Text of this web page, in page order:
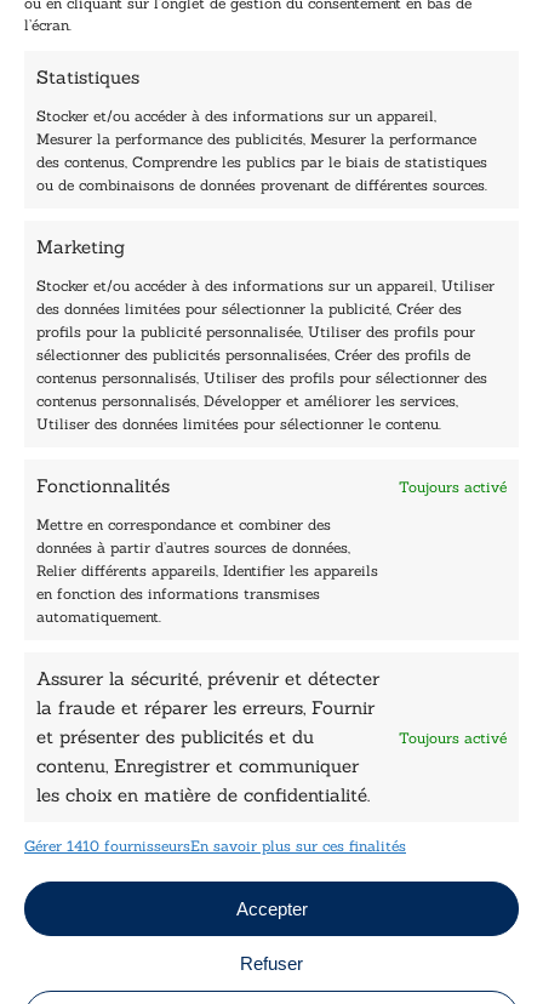
l’écran.
Statistiques
Stocker et/ou accéder à des informations sur un appareil,
Mesurer la performance des publicités, Mesurer la performance
des contenus, Comprendre les publics par le biais de statistiques
ou de combinaisons de données provenant de différentes sources.
Marketing
Stocker et/ou accéder à des informations sur un appareil, Utiliser
des données limitées pour sélectionner la publicité, Créer des
profils pour la publicité personnalisée, Utiliser des profils pour
sélectionner des publicités personnalisées, Créer des profils de
contenus personnalisés, Utiliser des profils pour sélectionner des
contenus personnalisés, Développer et améliorer les services,
Utiliser des données limitées pour sélectionner le contenu.
Fonctionnalités Toujours activé
Mettre en correspondance et combiner des
données à partir d’autres sources de données,
Relier différents appareils, Identifier les appareils
en fonction des informations transmises
automatiquement.
Assurer la sécurité, prévenir et détecter
la fraude et réparer les erreurs, Fournir
et présenter des publicités et du
contenu, Enregistrer et communiquer
les choix en matière de confidentialité.
Toujours activé
Gérer 1410 fournisseursEn savoir plus sur ces finalités
Accepter
Refuser
E
i
l
E
-
*
40, rue du Louvre 75001 Paris
Horaires du standard
De mardi à vendredi :
9h - 12h et 13h30 - 16h30
Lundi, samedi et dimanche : fermé
Navigation
Accueil
Les Plumes du Lys Bleu
Prix sciences humaines et sociales
Nos collections
Nos auteurs
Catalogue
Sciences humaines
Pratique
Le Petit Lys
Données légales
Conditions Générales de vente
Politique de cookies
Mentions légales
Jeux concours
Copyright © 2026 Le Lys Bleu Éditions tous droits
réservés